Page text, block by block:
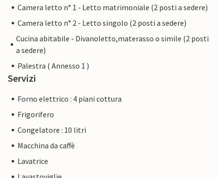
Camera letto n° 1 - Letto matrimoniale (2 posti a sedere)
Camera letto n° 2 - Letto singolo (2 posti a sedere)
Cucina abitabile - Divanoletto,materasso o simile (2 posti
a sedere)
Palestra ( Annesso 1 )
Servizi
Forno elettrico : 4 piani cottura
Frigorifero
Congelatore : 10 litri
Macchina da caffè
Lavatrice